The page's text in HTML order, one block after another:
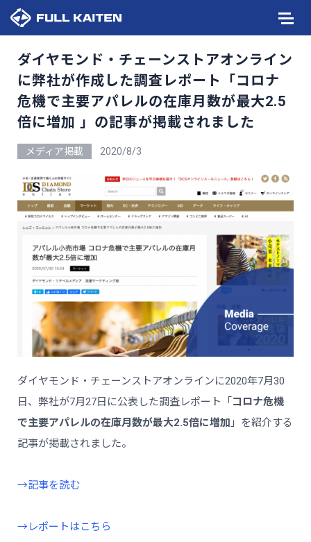
ダイヤモンド・チェーンストアオンライン
に弊社が作成した調査レポート「コロナ
危機で主要アパレルの在庫月数が最大2.5
倍に増加 」の記事が掲載されました
メディア掲載 2020/8/3
ダイヤモンド・チェーンストアオンラインに2020年7月30
日、弊社が7月27日に公表した調査レポート「 コロナ危機
で主要アパレルの在庫月数が最大2.5倍に増加 」を紹介する
記事が掲載されました。
→記事を読む
→レポートはこちら